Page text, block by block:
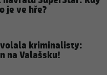
je ve hře?
kriminalisty:
na Valašsku!